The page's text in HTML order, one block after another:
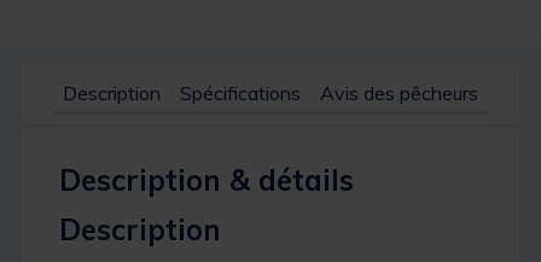
Description Spécifications Avis des pêcheurs
Description & détails
Description